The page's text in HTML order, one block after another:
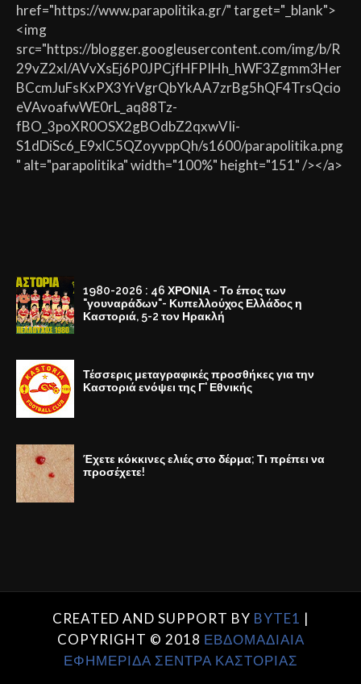
href="https://www.parapolitika.gr/" target="_blank">
<img
src="https://blogger.googleusercontent.com/img/b/R
29vZ2xl/AVvXsEj6P0JPCjfHFPIHh_hWF3Zgmm3Her
BCcmJuFsKxPX3YrVgrQbYkAA7zrBg5hQF4TrsQcio
eVAvoafwWE0rL_aq88Tz-
fBO_3poXR0OSX2gBOdbZ2qxwVIi-
S1dDiSc6_E9xlC5QZoyvppQh/s1600/parapolitika.png
" alt="parapolitika" width="100%" height="151" /></a>
1980-2026 : 46 ΧΡΟΝΙΑ - Το έπος των
"γουναράδων"- Κυπελλούχος Ελλάδος η
Καστοριά, 5-2 τον Ηρακλή
Τέσσερις μεταγραφικές προσθήκες για την
Καστοριά ενόψει της Γ' Εθνικής
Έχετε κόκκινες ελιές στο δέρμα; Τι πρέπει να
προσέχετε!
CREATED AND SUPPORT BY BYTE1 |
COPYRIGHT © 2018 ΕΒΔΟΜΑΔΙΑΙΑ
ΕΦΗΜΕΡΙΔΑ ΣΕΝΤΡΑ ΚΑΣΤΟΡΙΑΣ